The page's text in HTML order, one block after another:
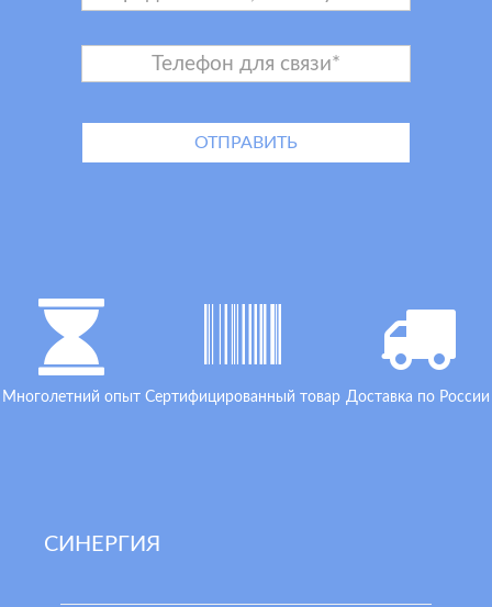
Многолетний опыт Сертифицированный товар Доставка по России
СИНЕРГИЯ